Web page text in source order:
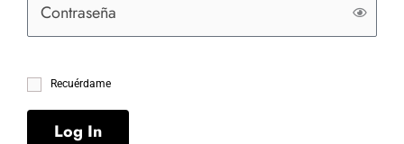
Recuérdame
Log In